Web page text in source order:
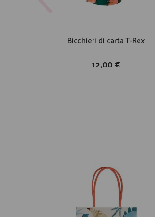
Bicchieri di carta T-Rex
12,00 €